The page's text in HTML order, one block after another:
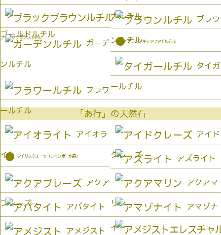
ゴールドルチル
ナルチル
ブラックブラウンルチル
ブラウ
ンルチル
ガーデ
ンルチル
● オレンジキャッツアイルチル
タイガ
ールチル
フラワ
ールチル 「あ行」の天然石
アイオラ
イト
アイド
クレーズ
● アイリスクォーツ（レインボー水晶） アズライト
アクア
プレーズ
アクアマ
リン
アパタイト アマゾナ
イト
アメジスト